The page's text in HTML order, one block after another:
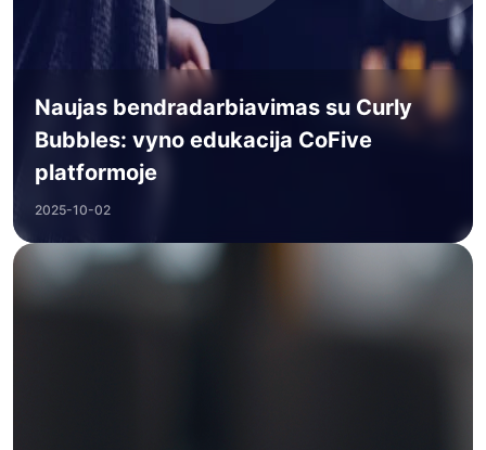
Naujas bendradarbiavimas su Curly
Bubbles: vyno edukacija CoFive
platformoje
2025-10-02